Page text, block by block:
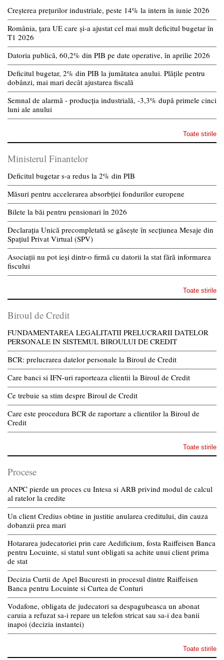
Creșterea prețurilor industriale, peste 14% la intern în iunie 2026
România, țara UE care și-a ajustat cel mai mult deficitul bugetar în
T1 2026
Datoria publică, 60,2% din PIB pe date operative, în aprilie 2026
Deficitul bugetar, 2% din PIB la jumătatea anului. Plățile pentru
dobânzi, mai mari decât ajustarea fiscală
Semnal de alarmă - producția industrială, -3,3% după primele cinci
luni ale anului
Toate stirile
Ministerul Finantelor
Deficitul bugetar s-a redus la 2% din PIB
Măsuri pentru accelerarea absorbției fondurilor europene
Bilete la băi pentru pensionari în 2026
Declarația Unică precompletată se găsește în secțiunea Mesaje din
Spațiul Privat Virtual (SPV)
Asociații nu pot ieși dintr-o firmă cu datorii la stat fără informarea
fiscului
Toate stirile
Biroul de Credit
FUNDAMENTAREA LEGALITATII PRELUCRARII DATELOR
PERSONALE IN SISTEMUL BIROULUI DE CREDIT
BCR: prelucrarea datelor personale la Biroul de Credit
Care banci si IFN-uri raporteaza clientii la Biroul de Credit
Ce trebuie sa stim despre Biroul de Credit
Care este procedura BCR de raportare a clientilor la Biroul de
Credit
Toate stirile
Procese
ANPC pierde un proces cu Intesa si ARB privind modul de calcul
al ratelor la credite
Un client Credius obtine in justitie anularea creditului, din cauza
dobanzii prea mari
Hotararea judecatoriei prin care Aedificium, fosta Raiffeisen Banca
pentru Locuinte, si statul sunt obligati sa achite unui client prima
de stat
Decizia Curtii de Apel Bucuresti in procesul dintre Raiffeisen
Banca pentru Locuinte si Curtea de Conturi
Vodafone, obligata de judecatori sa despagubeasca un abonat
caruia a refuzat sa-i repare un telefon stricat sau sa-i dea banii
inapoi (decizia instantei)
Toate stirile